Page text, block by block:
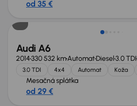
od 35 €
Zlacnené o 600 €
Audi A6
2014330 532 kmAutomatDiesel3.0 TDI
3.0 TDI 4x4 Automat Koža
Mesačná splátka
od 29 €